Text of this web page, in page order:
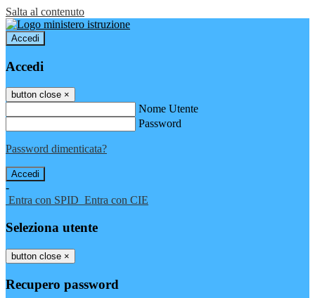
Salta al contenuto
Accedi
Accedi
button close ×
Nome Utente
Password
Password dimenticata?
-
Entra con SPID Entra con CIE
Seleziona utente
button close ×
Recupero password